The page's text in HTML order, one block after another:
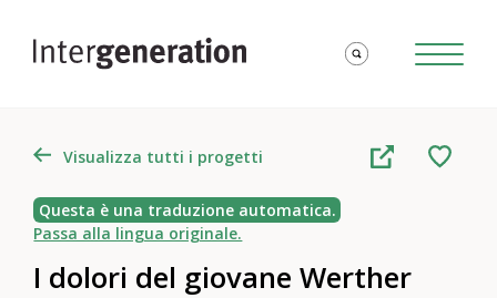
Visualizza tutti i progetti
Questa è una traduzione automatica.
Passa alla lingua originale.
I dolori del giovane Werther